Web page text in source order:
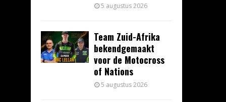
5 augustus 2026
Team Zuid-Afrika
bekendgemaakt
voor de Motocross
of Nations
5 augustus 2026